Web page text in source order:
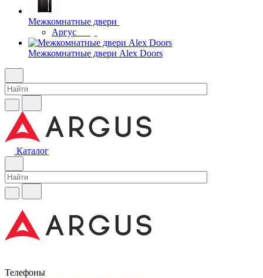
Межкомнатные двери
Аргус
Межкомнатные двери Alex Doors
Каталог
Телефоны